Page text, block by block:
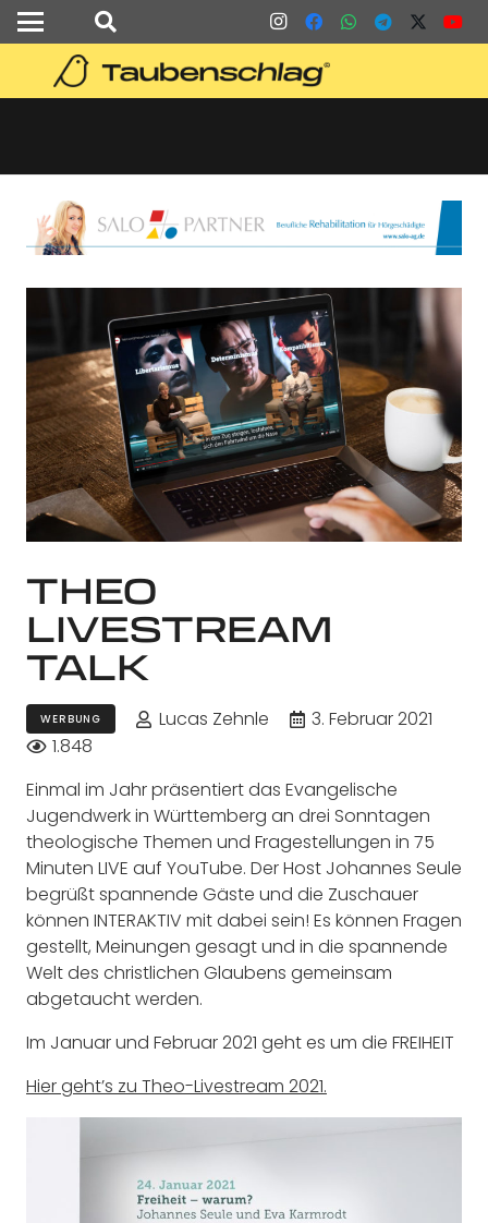
THEO
LIVESTREAM
TALK
WERBUNG Lucas Zehnle
3. Februar 2021
1.848
Einmal im Jahr präsentiert das Evangelische
Jugendwerk in Württemberg an drei Sonntagen
theologische Themen und Fragestellungen in 75
Minuten LIVE auf YouTube. Der Host Johannes Seule
begrüßt spannende Gäste und die Zuschauer
können INTERAKTIV mit dabei sein! Es können Fragen
gestellt, Meinungen gesagt und in die spannende
Welt des christlichen Glaubens gemeinsam
abgetaucht werden.
Im Januar und Februar 2021 geht es um die FREIHEIT
Hier geht’s zu Theo-Livestream 2021.